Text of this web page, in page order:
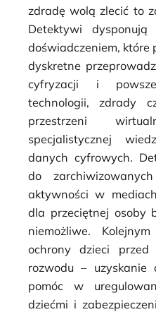
zdradę wolą zlecić to
Detektywi
doświadczeniem, które
dyskretne
cyfryzacji i
technologii, zdrady
przestrzeni
specjalistycznej
danych cyfrowych.
do
aktywności w
dla przeciętnej osoby
niemożliwe.
ochrony dzieci przed
rozwodu – uzyskanie
pomóc w
dziećmi i